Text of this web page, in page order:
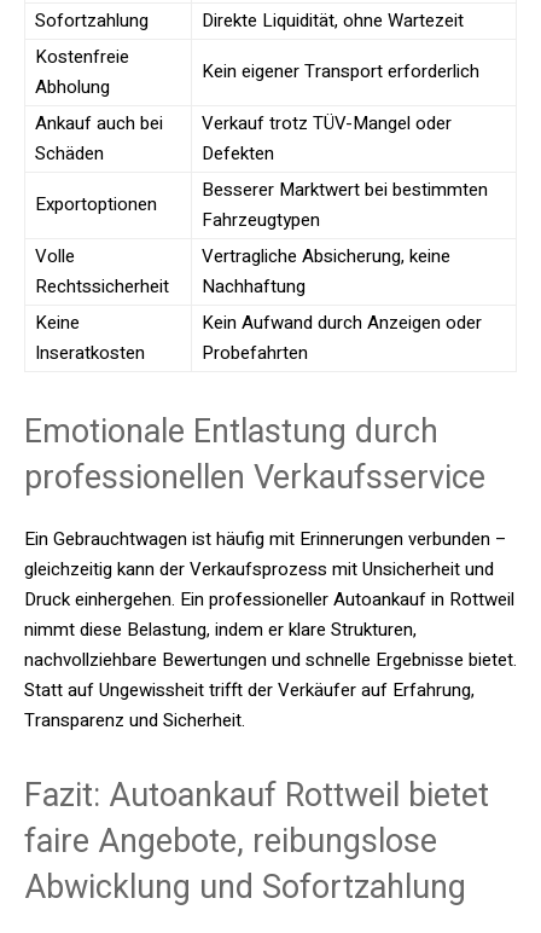
Sofortzahlung
Direkte Liquidität, ohne Wartezeit
Kostenfreie
Abholung
Kein eigener Transport erforderlich
Ankauf auch bei
Schäden
Verkauf trotz TÜV-Mangel oder
Defekten
Exportoptionen
Besserer Marktwert bei bestimmten
Fahrzeugtypen
Volle
Rechtssicherheit
Vertragliche Absicherung, keine
Nachhaftung
Keine
Inseratkosten
Kein Aufwand durch Anzeigen oder
Probefahrten
Emotionale Entlastung durch
professionellen Verkaufsservice
Ein Gebrauchtwagen ist häufig mit Erinnerungen verbunden –
gleichzeitig kann der Verkaufsprozess mit Unsicherheit und
Druck einhergehen. Ein professioneller Autoankauf in Rottweil
nimmt diese Belastung, indem er klare Strukturen,
nachvollziehbare Bewertungen und schnelle Ergebnisse bietet.
Statt auf Ungewissheit trifft der Verkäufer auf Erfahrung,
Transparenz und Sicherheit.
Fazit: Autoankauf Rottweil bietet
faire Angebote, reibungslose
Abwicklung und Sofortzahlung